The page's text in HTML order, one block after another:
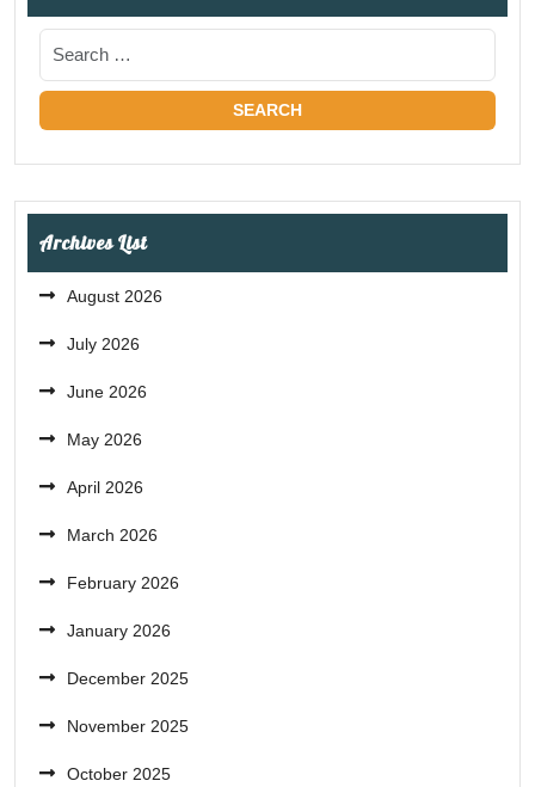
Archives List
August 2026
July 2026
June 2026
May 2026
April 2026
March 2026
February 2026
January 2026
December 2025
November 2025
October 2025